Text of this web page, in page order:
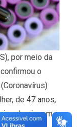
por meio da
o
de 47 anos,
de viagem.